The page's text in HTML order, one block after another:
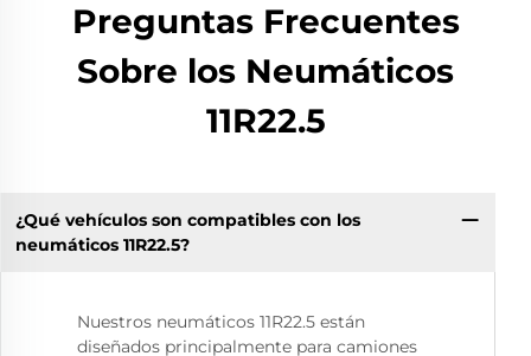
Preguntas Frecuentes
Sobre los Neumáticos
11R22.5
¿Qué vehículos son compatibles con los
neumáticos 11R22.5?
Nuestros neumáticos 11R22.5 están
diseñados principalmente para camiones